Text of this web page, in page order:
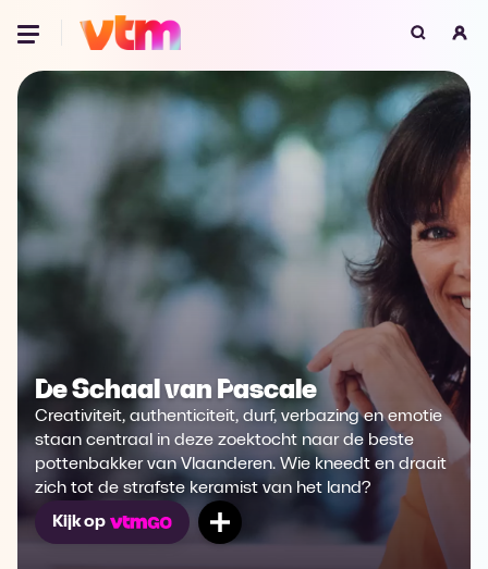
Voor je onze programma's gaat ontdekken,
best je browser updaten of hieronder één
van de ondersteunde browsers
downloaden.
Google Chrome Download
Firefox Download
Safari Download
Microsoft Edge Download
Opera Download
De Schaal van Pascale
Creativiteit, authenticiteit, durf, verbazing en emotie
staan centraal in deze zoektocht naar de beste
pottenbakker van Vlaanderen. Wie kneedt en draait
zich tot de strafste keramist van het land?
Kijk op
Mijn lijst